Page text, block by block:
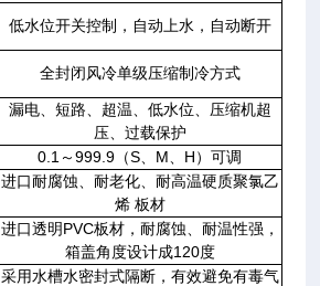
低水位开关控制，自动上水，自动断开
全封闭风冷单级压缩制冷方式
漏电、短路、超温、低水位、压缩机超
压、过载保护
0.1～999.9（S、M、H）可调
进口耐腐蚀、耐老化、耐高温硬质聚氯乙
烯 板材
进口透明PVC板材，耐腐蚀、耐温性强，
箱盖角度设计成120度
采用水槽水密封式隔断，有效避免有毒气